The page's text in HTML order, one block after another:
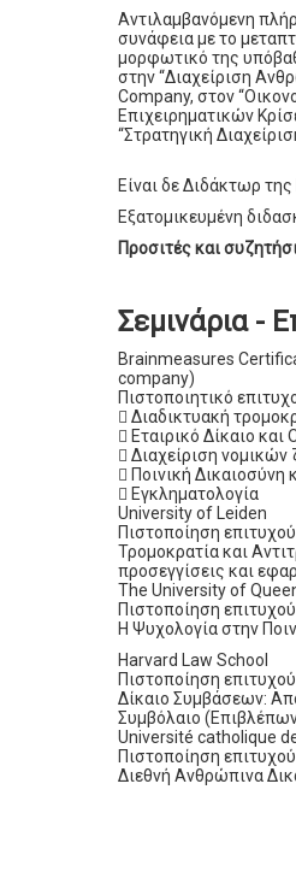
Αντιλαμβανόμενη
συνάφεια με το
μορφωτικό της
στην “Διαχείριση
Company, στον
Επιχειρηματικών
“Στρατηγική
Είναι δε Διδάκτωρ
Εξατομικευμένη
Προσιτές και
Σεμινάρια -
Brainmeasures
company)
Πιστοποιητικό
 Διαδικτυακή
 Εταιρικό Δίκαιο και
 Διαχείριση
 Ποινική Δικαιοσύνη
 Εγκληματολογία
University of Leiden
Πιστοποίηση
Τρομοκρατία και
προσεγγίσεις και
The University of
Πιστοποίηση
Η Ψυχολογία στην
Harvard Law School
Πιστοποίηση
Δίκαιο Συμβάσεων:
Συμβόλαιο
Université catholique
Πιστοποίηση
Διεθνή Ανθρώπινα